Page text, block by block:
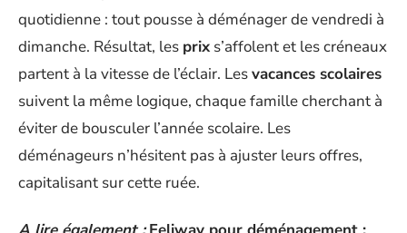
quotidienne : tout pousse à déménager de vendredi à
dimanche. Résultat, les prix s’affolent et les créneaux
partent à la vitesse de l’éclair. Lesvacances scolaires
suivent la même logique, chaque famille cherchant à
éviter de bousculer l’année scolaire. Les
déménageurs n’hésitent pas à ajuster leurs offres,
capitalisant sur cette ruée.